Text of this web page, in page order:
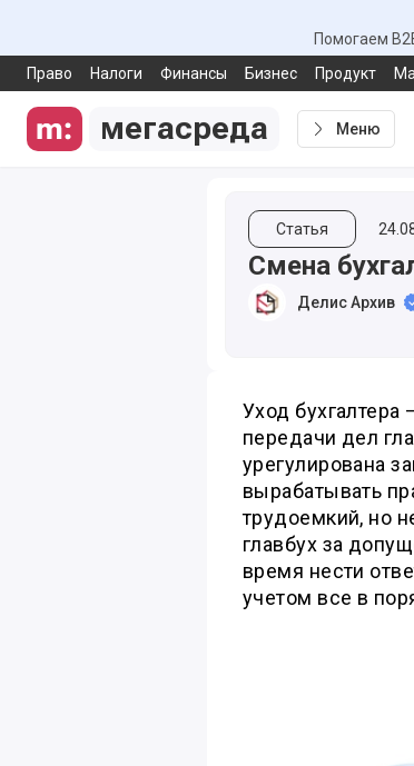
Помогаем
Право Налоги Финансы Бизнес Продукт
мегасреда Меню
Статья
Смена
Делис Архив
Уход
передачи дел
урегулирована
вырабатывать
трудоемкий, но
главбух за
время нести
учетом все в